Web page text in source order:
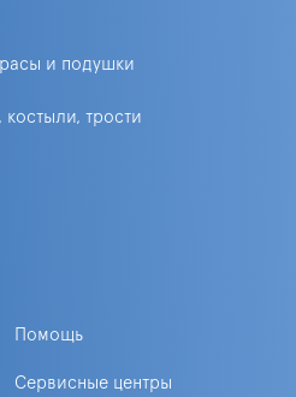
и подушки
костыли, трости
Помощь
Сервисные центры